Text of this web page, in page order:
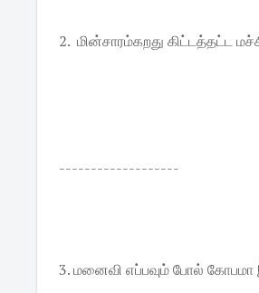
2. மின்சாரம்கறது கிட்டத்தட்ட
-------------------
3. மனைவி எப்பவும் போல் கோபமா